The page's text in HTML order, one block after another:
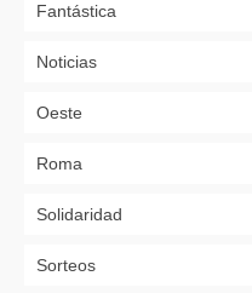
Fantástica
Noticias
Oeste
Roma
Solidaridad
Sorteos